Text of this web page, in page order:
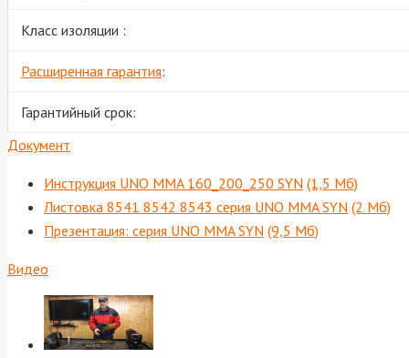
Класс изоляции :
Расширенная гарантия:
Гарантийный срок:
Документ
Инструкция UNO MMA 160_200_250 SYN (1,5 Мб)
Листовка 8541 8542 8543 серия UNO MMA SYN (2 Мб)
Презентация: серия UNO MMA SYN (9,5 Мб)
Видео